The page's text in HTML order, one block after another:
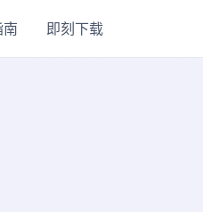
即刻下载